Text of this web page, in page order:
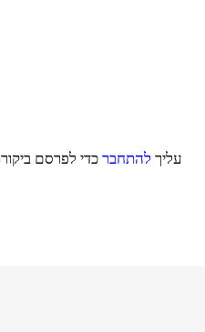
עליך להתחברכדי לפרסם